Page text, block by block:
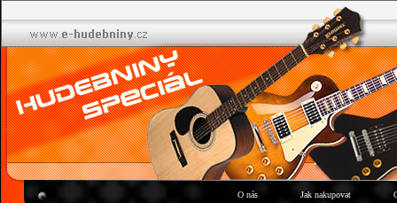
O nás Jak nakupovat